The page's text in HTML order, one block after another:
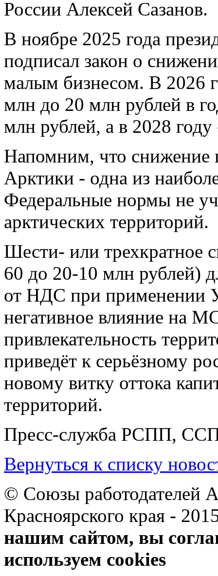
России Алексей Сазанов.
В ноябре 2025 года
подписал закон о
малым бизнесом. В 2026
млн до 20 млн рублей в
млн рублей, а в 2028
Напомним, что снижение
Арктики - одна из
Федеральные нормы не
арктических территорий.
Шести- или трехкратное
60 до 20-10 млн рублей)
от НДС при применении
негативное влияние на
привлекательность
приведёт к серьёзному
новому витку оттока
территорий.
Пресс-служба РСПП,
Вернуться к списку
© Союзы работодателей
Красноярского
нашим сайтом, вы
используем cookies